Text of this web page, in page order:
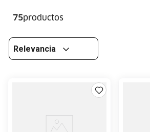
75
Relevancia